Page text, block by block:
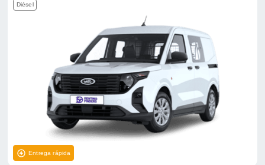
Diésel
Entrega rápida